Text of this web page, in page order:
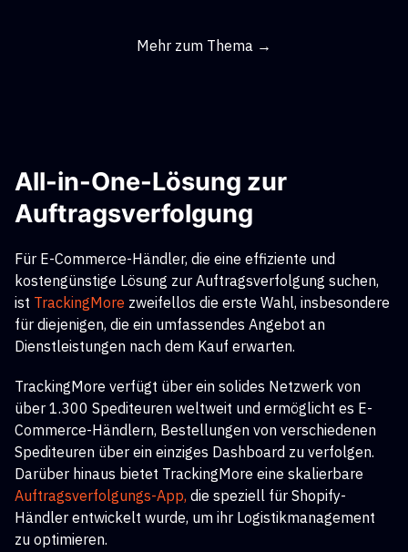
Mehr zum Thema →
All-in-One-Lösung zur
Auftragsverfolgung
Für E-Commerce-Händler, die eine effiziente und
kostengünstige Lösung zur Auftragsverfolgung suchen,
ist TrackingMore zweifellos die erste Wahl, insbesondere
für diejenigen, die ein umfassendes Angebot an
Dienstleistungen nach dem Kauf erwarten.
TrackingMore verfügt über ein solides Netzwerk von
über 1.300 Spediteuren weltweit und ermöglicht es E-
Commerce-Händlern, Bestellungen von verschiedenen
Spediteuren über ein einziges Dashboard zu verfolgen.
Darüber hinaus bietet TrackingMore eine skalierbare
Auftragsverfolgungs-App, die speziell für Shopify-
Händler entwickelt wurde, um ihr Logistikmanagement
zu optimieren.